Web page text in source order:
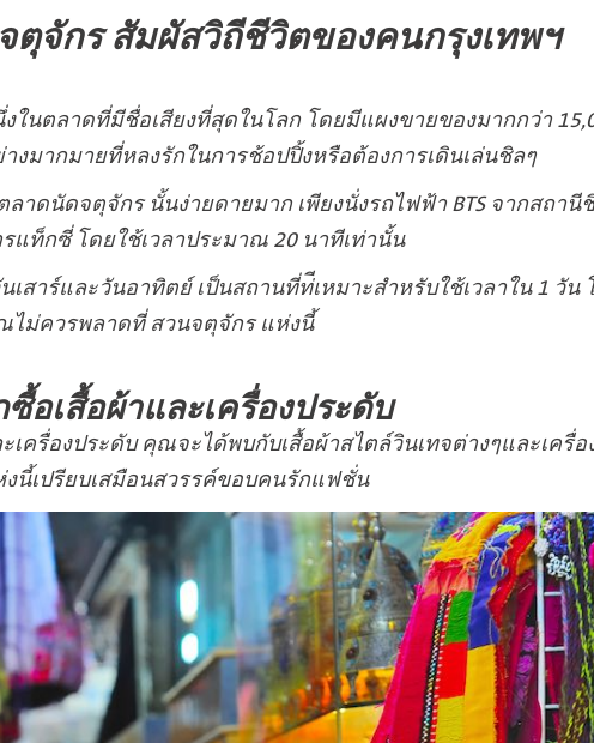
ตุจักร สัมผัสวิถีชีวิตของคนกรุงเทพฯ
ในตลาดที่มีชื่อเสียงที่สุดในโลก โดยมีแผงขายของมากกว่า
งมากมายที่หลงรักในการช้อปปิ้งหรือต้องการเดินเล่นชิลๆ
ตลาดนัดจตุจักร นั้นง่ายดายมาก เพียงนั่งรถไฟฟ้า BTS จากสถา
แท็กซี่ โดยใช้เวลาประมาณ 20 นาทีเท่านั้น
เสาร์และวันอาทิตย์ เป็นสถานที่ท่ีเหมาะสำหรับใช้เวลาใน 1 วั
ไม่ควรพลาดที่ สวนจตุจักร แห่งนี้
ซื้อเสื้อผ้าและเครื่องประดับ
เครื่องประดับ คุณจะได้พบกับเสื้อผ้าสไตล์วินเทจต่างๆและเครื่
นี้เปรียบเสมือนสวรรค์ขอบคนรักแฟชั่น